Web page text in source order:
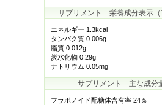
サプリメント 栄養成分表示（
エネルギー 1.3kcal
タンパク質 0.006g
脂質 0.012g
炭水化物 0.29g
ナトリウム 0.05mg
サプリメント 主な成分
フラボノイド配糖体含有率 24％